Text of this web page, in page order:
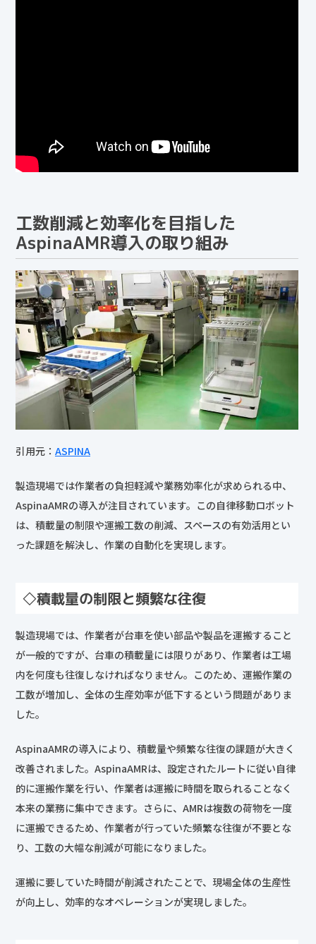
工数削減と効率化を目指した
AspinaAMR導入の取り組み
引用元： ASPINA
製造現場では作業者の負担軽減や業務効率化が求められる中、
AspinaAMRの導入が注目されています。この自律移動ロボット
は、積載量の制限や運搬工数の削減、スペースの有効活用とい
った課題を解決し、作業の自動化を実現します。
◇積載量の制限と頻繁な往復
製造現場では、作業者が台車を使い部品や製品を運搬すること
が一般的ですが、台車の積載量には限りがあり、作業者は工場
内を何度も往復しなければなりません。このため、運搬作業の
工数が増加し、全体の生産効率が低下するという問題がありま
した。
AspinaAMRの導入により、積載量や頻繁な往復の課題が大きく
改善されました。AspinaAMRは、設定されたルートに従い自律
的に運搬作業を行い、作業者は運搬に時間を取られることなく
本来の業務に集中できます。さらに、AMRは複数の荷物を一度
に運搬できるため、作業者が行っていた頻繁な往復が不要とな
り、工数の大幅な削減が可能になりました。
運搬に要していた時間が削減されたことで、現場全体の生産性
が向上し、効率的なオペレーションが実現しました。